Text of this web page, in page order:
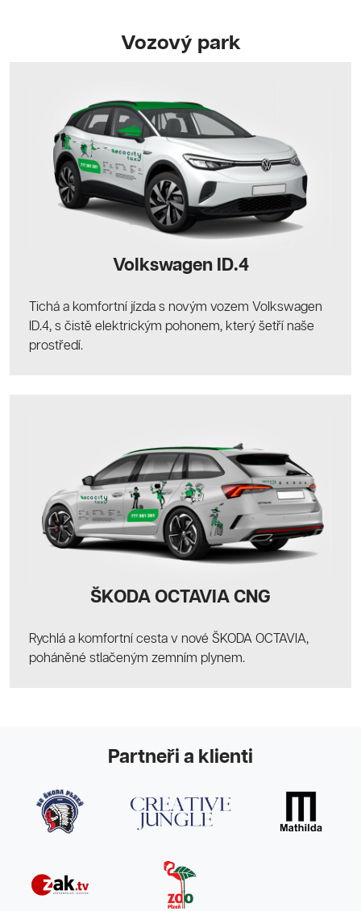
Vozový park
Volkswagen ID.4
Tichá a komfortní jízda s novým vozem Volkswagen
ID.4, s čistě elektrickým pohonem, který šetří naše
prostředí.
ŠKODA OCTAVIA CNG
Rychlá a komfortní cesta v nové ŠKODA OCTAVIA,
poháněné stlačeným zemním plynem.
Partneři a klienti